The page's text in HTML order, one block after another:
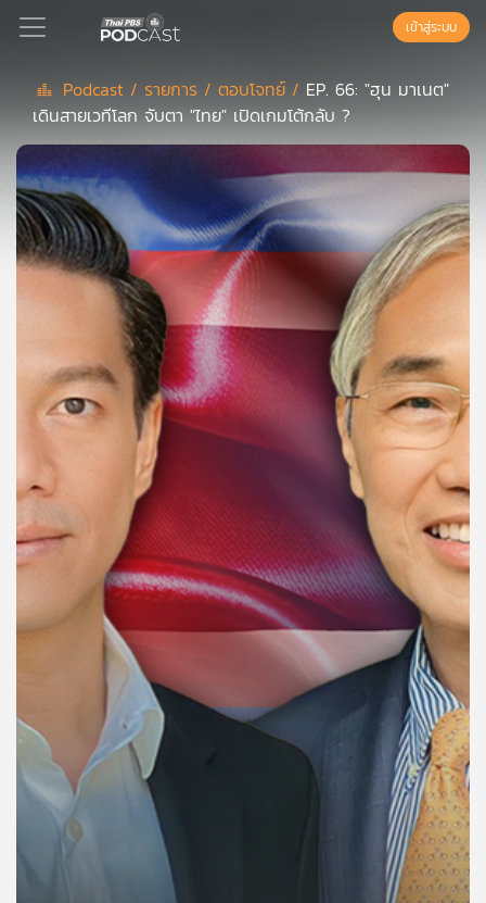
Podcast
เพล
ย์
ลิ
สต์
แนะนำ
เพล
ของ
คุณ
เพลง
ข่าว
กิจกรรม
เกี่ยว
เข้าสู่ระบบ
Podcast / รายการ /ตอบโจทย์ / EP. 66: "ฮุน มาเนต"
เดินสายเวทีโลก จับตา "ไทย" เปิดเกมโต้กลับ ?